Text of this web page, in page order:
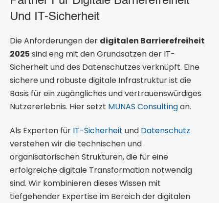
Und IT-Sicherheit
Die Anforderungen der digitalen Barrierefreiheit
2025 sind eng mit den Grundsätzen der IT-
Sicherheit und des Datenschutzes verknüpft. Eine
sichere und robuste digitale Infrastruktur ist die
Basis für ein zugängliches und vertrauenswürdiges
Nutzererlebnis. Hier setzt MUNAS Consultingan.
Als Experten für IT-Sicherheit und Datenschutz
verstehen wir die technischen und
organisatorischen Strukturen, die für eine
erfolgreiche digitale Transformation notwendig
sind. Wir kombinieren dieses Wissen mit
tiefgehender Expertise im Bereich der digitalen